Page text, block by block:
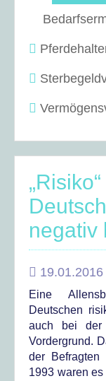
negativ
19.01.2016
Eine
Deutschen
auch bei der
Vordergrund.
der Befragten
1993 waren